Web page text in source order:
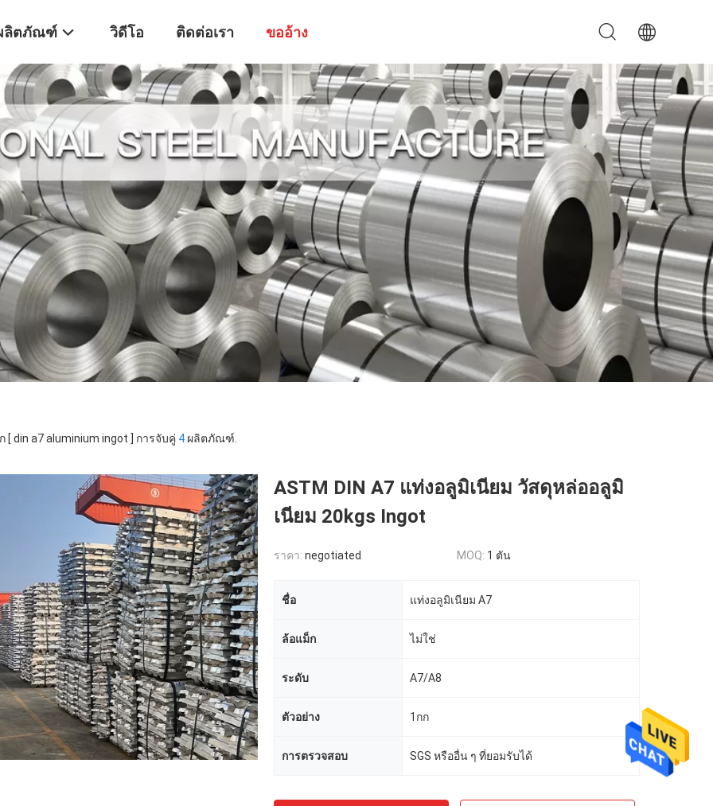
ลิตภัณฑ์ วิดีโอ ติดต่อเรา ขออ้าง
[ din a7 aluminium ingot ] การจับคู่ 4 ผลิตภัณฑ์.
ASTM DIN A7 แท่งอลูมิเนียม วัสดุหล่ออลูมิ
เนียม 20kgs Ingot
ราคา: negotiated MOQ: 1 ตัน
ชื่อ แท่งอลูมิเนียม A7
ล้อแม็ก ไม่ใช่
ระดับ A7/A8
ตัวอย่าง 1กก
การตรวจสอบ SGS หรืออื่น ๆ ที่ยอมรับได้